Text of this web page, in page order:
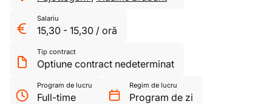
Salariu
15,30 - 15,30 / oră
Tip contract
Optiune contract nedeterminat
Program de lucru
Full-time
Regim de lucru
Program de zi